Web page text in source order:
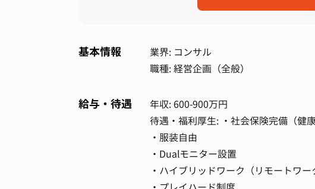
基本情報
業界: コンサル
職種: 経営企画（全般）
給与・待遇
年収: 600-900万円
待遇・福利厚生: ・社会保険完備（健
・服装自由
・Dualモニター設置
・ハイブリッドワーク（リモート